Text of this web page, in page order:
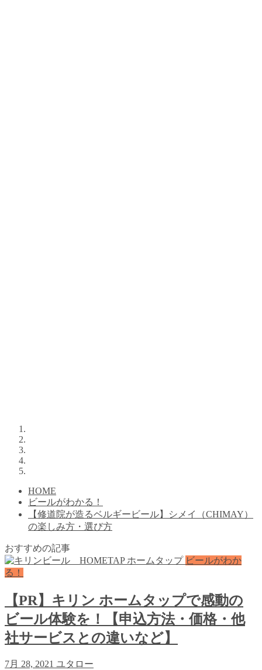
HOME
ビールがわかる！
【修道院が造るベルギービール】シメイ（CHIMAY）
の楽しみ方・選び方
おすすめの記事
ビールがわか
る！
【PR】キリン ホームタップで感動の
ビール体験を！【申込方法・価格・他
社サービスとの違いなど】
7月 28, 2021 ユタロー